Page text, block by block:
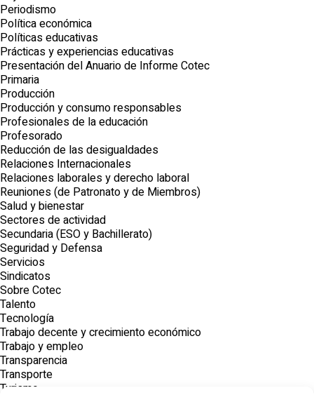
Periodismo
Política económica
Políticas educativas
Prácticas y experiencias educativas
Presentación del Anuario de Informe Cotec
Primaria
Producción
Producción y consumo responsables
Profesionales de la educación
Profesorado
Reducción de las desigualdades
Relaciones Internacionales
Relaciones laborales y derecho laboral
Reuniones (de Patronato y de Miembros)
Salud y bienestar
Sectores de actividad
Secundaria (ESO y Bachillerato)
Seguridad y Defensa
Servicios
Sindicatos
Sobre Cotec
Talento
Tecnología
Trabajo decente y crecimiento económico
Trabajo y empleo
Transparencia
Transporte
Turismo